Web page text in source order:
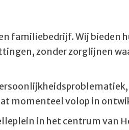
familiebedrijf. Wij bieden
zonder zorglijnen
momenteel volop in
in het centrum van